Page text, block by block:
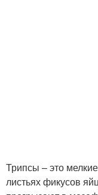
Трипсы – это
листьях фикусов